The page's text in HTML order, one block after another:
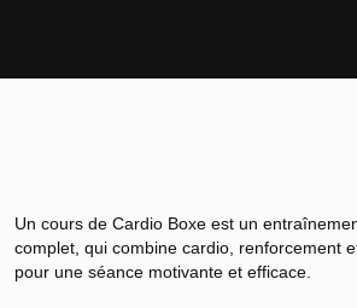
Un cours de Cardio Boxe est un
complet, qui combine cardio, renforcement
pour une séance motivante et efficace.